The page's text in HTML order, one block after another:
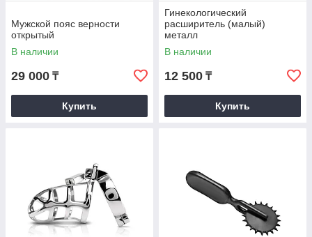
Мужской пояс верности
открытый
В наличии
29 000 ₸
Купить
Гинекологический
расширитель (малый)
металл
В наличии
12 500 ₸
Купить